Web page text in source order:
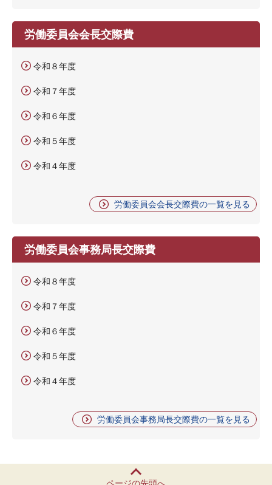
労働委員会会長交際費
令和８年度
令和７年度
令和６年度
令和５年度
令和４年度
労働委員会会長交際費の一覧を見る
労働委員会事務局長交際費
令和８年度
令和７年度
令和６年度
令和５年度
令和４年度
労働委員会事務局長交際費の一覧を見る